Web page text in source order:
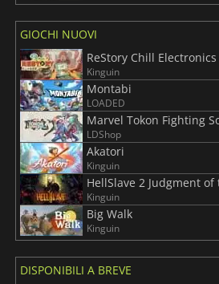
GIOCHI NUOVI
ReStory Chill
Kinguin
Montabi
LOADED
Marvel Tokon Fighting
LDShop
Akatori
Kinguin
HellSlave 2 Judgment
Kinguin
Big Walk
Kinguin
DISPONIBILI A BREVE